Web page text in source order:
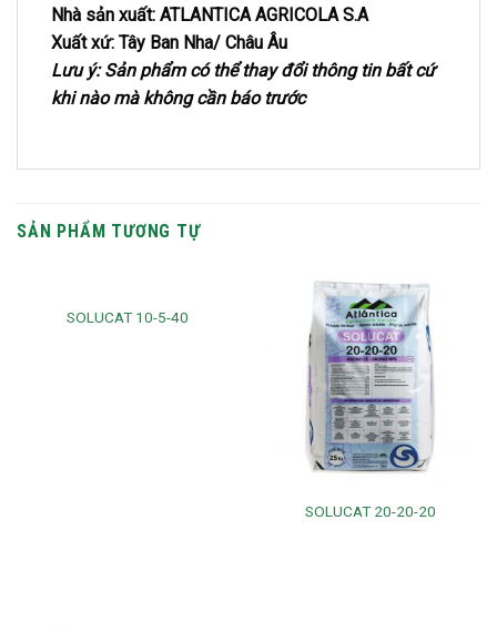
Nhà sản xuất: ATLANTICA AGRICOLA S.A
Xuất xứ: Tây Ban Nha/ Châu Âu
Lưu ý: Sản phẩm có thể thay đổi thông tin bất cứ
khi nào mà không cần báo trước
SẢN PHẨM TƯƠNG TỰ
SOLUCAT 10-5-40
SOLUCAT 20-20-20